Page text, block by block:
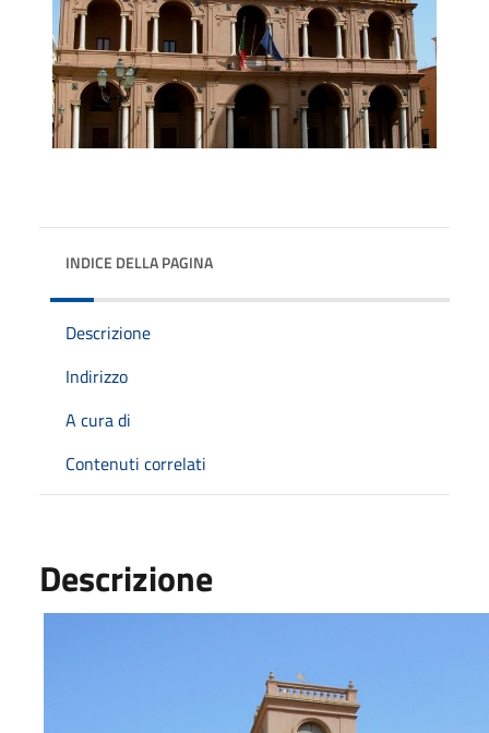
INDICE DELLA PAGINA
Descrizione
Indirizzo
A cura di
Contenuti correlati
Descrizione